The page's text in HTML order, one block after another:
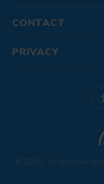
CONTACT
© 2026 . Onderdeel van
PRIVACY